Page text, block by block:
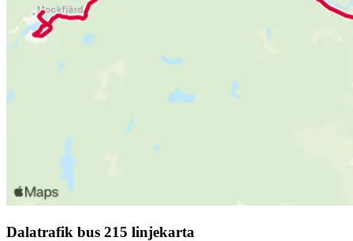
Dalatrafik bus 215 linjekarta